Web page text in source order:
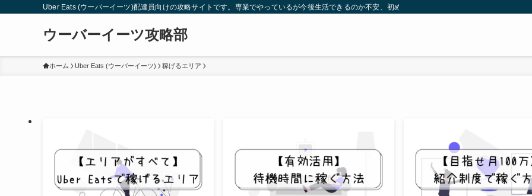
Uber Eats (ウーバーイーツ)配達員向けの攻略サイトです。専業でやっているが今後生活できるのか不安、初めて配達をするけど稼げるのか心配。月
ウーバーイーツ攻略部
ホーム Uber Eats (ウーバーイーツ) 稼げるエリア